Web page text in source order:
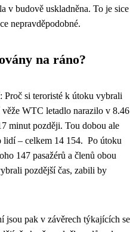
v budově uskladněna. To je sice
nepravděpodobné.
na ráno?
Proč si teroristé k útoku vybrali
WTC letadlo narazilo v 8.46
minut později. Tou dobou ale
lidí – celkem 14 154. Po útoku
147 pasažérů a členů obou
pozdější čas, zabili by
jsou pak v závěrech týkajících se